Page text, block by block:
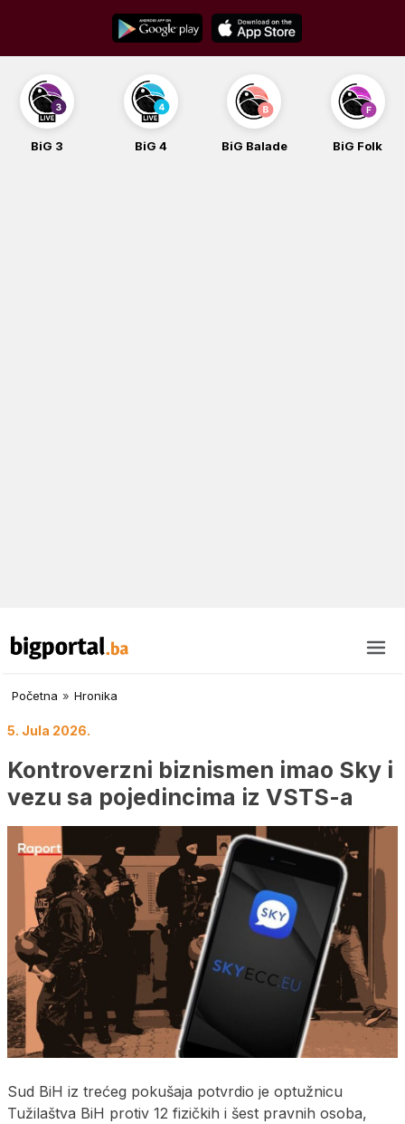
content
BiG 3 BiG 4 BiG Balade BiG Folk
Početna » Hronika
5. Jula 2026.
Kontroverzni biznismen imao Sky i
vezu sa pojedincima iz VSTS-a
Sud BiH iz trećeg pokušaja potvrdio je optužnicu
Tužilaštva BiH protiv 12 fizičkih i šest pravnih osoba,